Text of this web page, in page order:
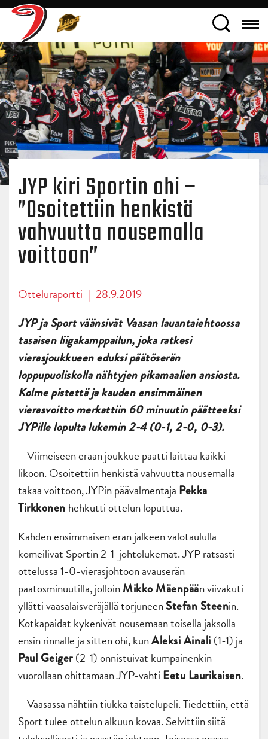
JYP kiri Sportin ohi –
”Osoitettiin henkistä
vahvuutta nousemalla
voittoon”
Otteluraportti | 28.9.2019
JYP ja Sport väänsivät Vaasan lauantaiehtoossa
tasaisen liigakamppailun, joka ratkesi
vierasjoukkueen eduksi päätöserän
loppupuoliskolla nähtyjen pikamaalien ansiosta.
Kolme pistettä ja kauden ensimmäinen
vierasvoitto merkattiin 60 minuutin päätteeksi
JYPille lopulta lukemin 2-4 (0-1, 2-0, 0-3).
– Viimeiseen erään joukkue päätti laittaa kaikki
likoon. Osoitettiin henkistä vahvuutta nousemalla
takaa voittoon, JYPin päävalmentaja Pekka
Tirkkonen hehkutti ottelun loputtua.
Kahden ensimmäisen erän jälkeen valotaululla
komeilivat Sportin 2-1-johtolukemat. JYP ratsasti
ottelussa 1-0-vierasjohtoon avauserän
päätösminuutilla, jolloinMikko Mäenpään viivakuti
yllätti vaasalaisveräjällä torjuneenStefan Steenin.
Kotkapaidat kykenivät nousemaan toisella jaksolla
ensin rinnalle ja sitten ohi, kunAleksi Ainali (1-1) ja
Paul Geiger(2-1) onnistuivat kumpainenkin
vuorollaan ohittamaan JYP-vahti Eetu Laurikaisen.
– Vaasassa nähtiin tiukka taistelupeli. Tiedettiin, että
Sport tulee ottelun alkuun kovaa. Selvittiin siitä